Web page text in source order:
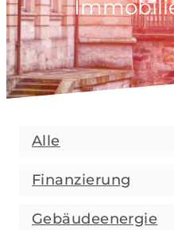
Alle
Finanzierung
Gebäudeenergie